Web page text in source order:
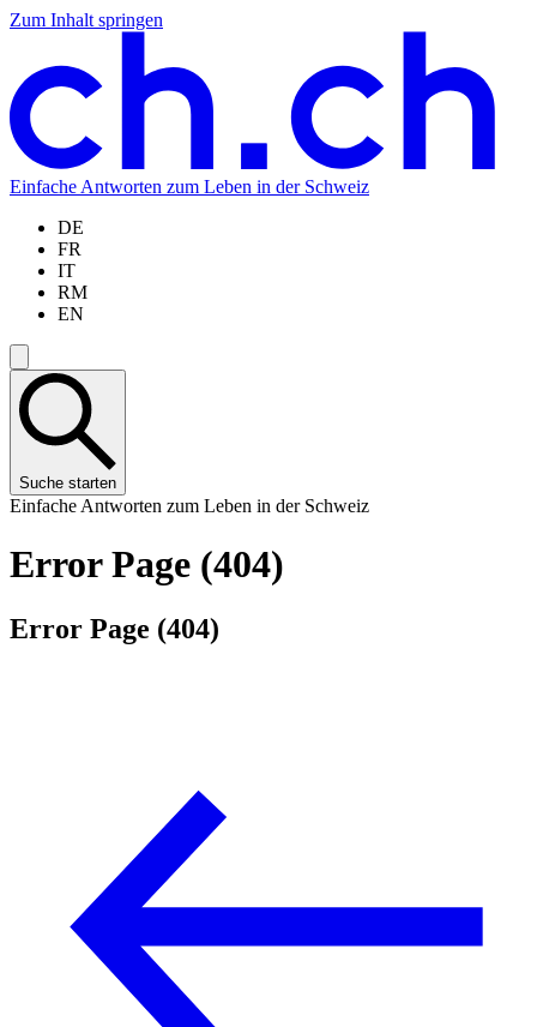
Zum Inhalt springen
Zum
springen
Zur
springen
Zur
springen
Zur
springen
Einfache Antworten zum Leben in der Schweiz
DE
FR
IT
RM
EN
Suche starten
Einfache Antworten zum Leben in der Schweiz
Error Page (404)
Error Page (404)